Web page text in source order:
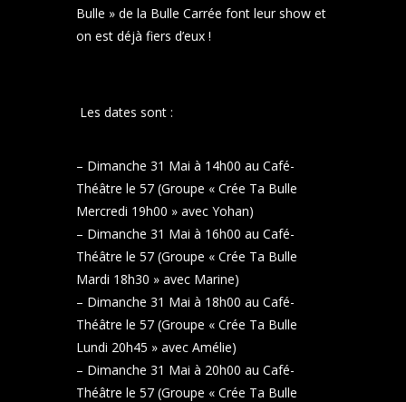
Bulle » de la Bulle Carrée font leur show et
on est déjà fiers d’eux !
Les dates sont :
– Dimanche 31 Mai à 14h00 au Café-
Théâtre le 57 (Groupe « Crée Ta Bulle
Mercredi 19h00 » avec Yohan)
– Dimanche 31 Mai à 16h00 au Café-
Théâtre le 57 (Groupe « Crée Ta Bulle
Mardi 18h30 » avec Marine)
– Dimanche 31 Mai à 18h00 au Café-
Théâtre le 57 (Groupe « Crée Ta Bulle
Lundi 20h45 » avec Amélie)
– Dimanche 31 Mai à 20h00 au Café-
Théâtre le 57 (Groupe « Crée Ta Bulle